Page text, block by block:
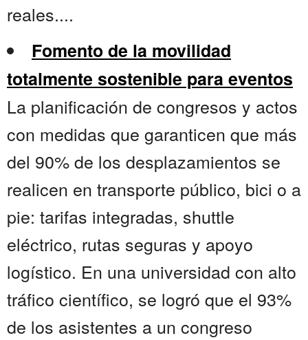
reales....
Fomento de la movilidad
totalmente sostenible para eventos
La planificación de congresos y actos
con medidas que garanticen que más
del 90% de los desplazamientos se
realicen en transporte público, bici o a
pie: tarifas integradas, shuttle
eléctrico, rutas seguras y apoyo
logístico. En una universidad con alto
tráfico científico, se logró que el 93%
de los asistentes a un congreso